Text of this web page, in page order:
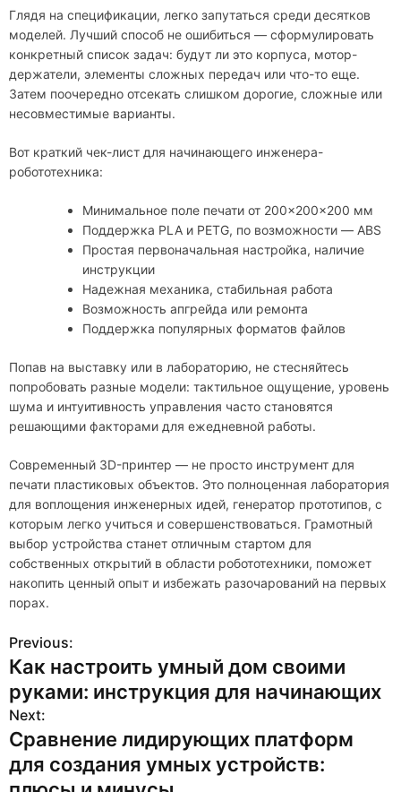
Глядя на спецификации, легко запутаться среди десятков
моделей. Лучший способ не ошибиться — сформулировать
конкретный список задач: будут ли это корпуса, мотор-
держатели, элементы сложных передач или что-то еще.
Затем поочередно отсекать слишком дорогие, сложные или
несовместимые варианты.
Вот краткий чек-лист для начинающего инженера-
робототехника:
Минимальное поле печати от 200×200×200 мм
Поддержка PLA и PETG, по возможности — ABS
Простая первоначальная настройка, наличие
инструкции
Надежная механика, стабильная работа
Возможность апгрейда или ремонта
Поддержка популярных форматов файлов
Попав на выставку или в лабораторию, не стесняйтесь
попробовать разные модели: тактильное ощущение, уровень
шума и интуитивность управления часто становятся
решающими факторами для ежедневной работы.
Современный 3D-принтер — не просто инструмент для
печати пластиковых объектов. Это полноценная лаборатория
для воплощения инженерных идей, генератор прототипов, с
которым легко учиться и совершенствоваться. Грамотный
выбор устройства станет отличным стартом для
собственных открытий в области робототехники, поможет
накопить ценный опыт и избежать разочарований на первых
порах.
Н
а
в
и
г
Previous:
Как настроить умный дом своими
руками: инструкция для начинающих
Next:
Сравнение лидирующих платформ
для создания умных устройств: